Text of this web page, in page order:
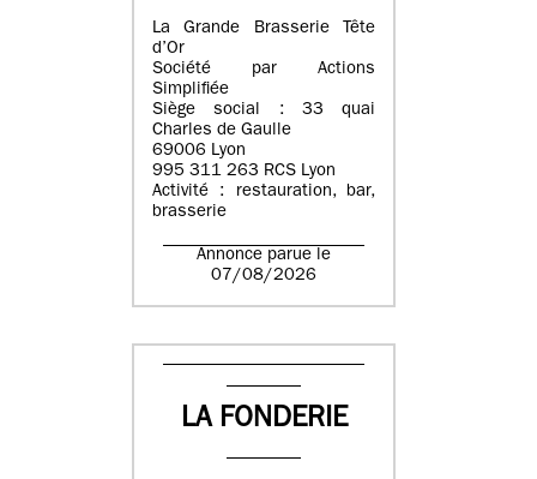
La Grande Brasserie Tête
d’Or
Société par Actions
Simplifiée
Siège social : 33 quai
Charles de Gaulle
69006 Lyon
995 311 263 RCS Lyon
Activité : restauration, bar,
brasserie
Annonce parue le
07/08/2026
LA FONDERIE